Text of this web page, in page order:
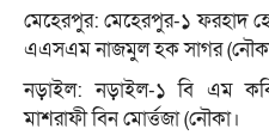
মেহেরপুর: মেহেরপুর-১ ফরহাদ
এএসএম নাজমুল হক সাগর
নড়াইল: নড়াইল-১ বি এম
মাশরাফী বিন মোর্ত্তজা (নৌকা।